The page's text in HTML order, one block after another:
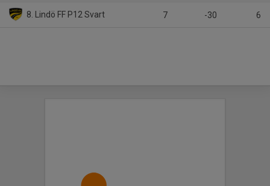
8. Lindö FF P12 Svart 7 -30 6